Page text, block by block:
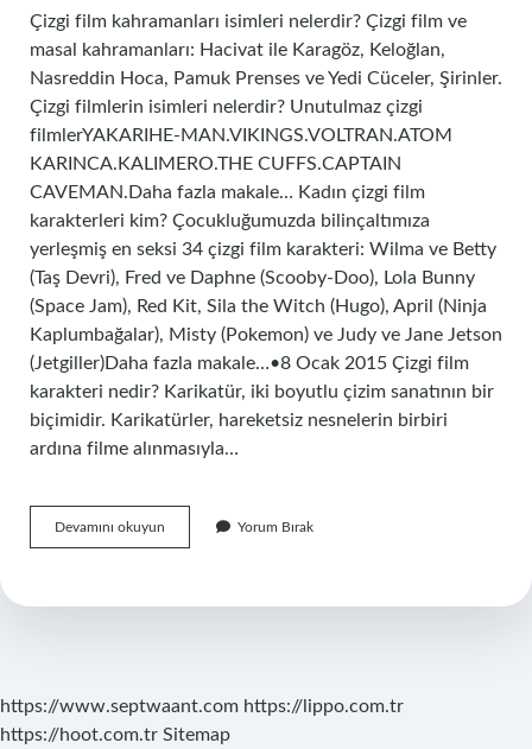
Çizgi film kahramanları isimleri nelerdir? Çizgi film ve
masal kahramanları: Hacivat ile Karagöz, Keloğlan,
Nasreddin Hoca, Pamuk Prenses ve Yedi Cüceler, Şirinler.
Çizgi filmlerin isimleri nelerdir? Unutulmaz çizgi
filmlerYAKARIHE-MAN.VIKINGS.VOLTRAN.ATOM
KARINCA.KALIMERO.THE CUFFS.CAPTAIN
CAVEMAN.Daha fazla makale… Kadın çizgi film
karakterleri kim? Çocukluğumuzda bilinçaltımıza
yerleşmiş en seksi 34 çizgi film karakteri: Wilma ve Betty
(Taş Devri), Fred ve Daphne (Scooby-Doo), Lola Bunny
(Space Jam), Red Kit, Sila the Witch (Hugo), April (Ninja
Kaplumbağalar), Misty (Pokemon) ve Judy ve Jane Jetson
(Jetgiller)Daha fazla makale…•8 Ocak 2015 Çizgi film
karakteri nedir? Karikatür, iki boyutlu çizim sanatının bir
biçimidir. Karikatürler, hareketsiz nesnelerin birbiri
ardına filme alınmasıyla…
Devamını okuyun
Film
Nelerdir
Yorum Bırak
https://www.septwaant.com https://lippo.com.tr
https://hoot.com.tr Sitemap